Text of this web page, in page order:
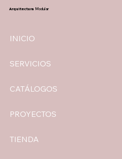
INICIO
SERVICIOS
CATÁLOGOS
PROYECTOS
TIENDA
Arquitectura Modular